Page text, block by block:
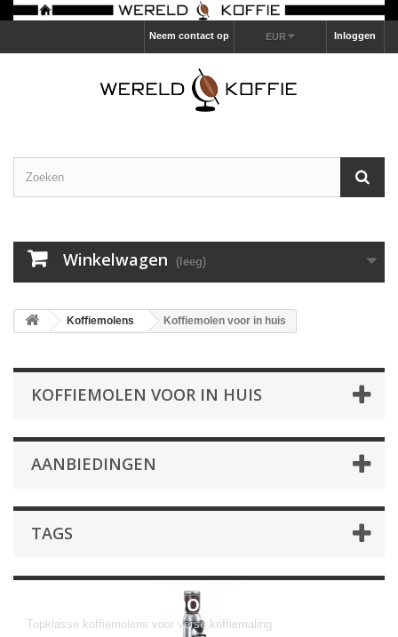
Inloggen
EUR
Neem contact op
Winkelwagen (leeg)
Koffiemolens Koffiemolen voor in huis
KOFFIEMOLEN VOOR IN HUIS
AANBIEDINGEN
TAGS
Koffiemolen voor in huis
Topklasse koffiemolens voor verse koffiemaling